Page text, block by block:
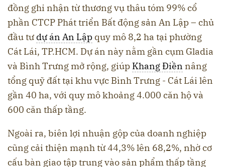
đồng ghi nhận từ thương vụ thâu tóm 99% cổ
phần CTCP Phát triển Bất động sản An Lập – chủ
đầu tư dự án An Lập quy mô 8,2 ha tại phường
Cát Lái, TP.HCM. Dự án này nằm gần cụm Gladia
và Bình Trưng mở rộng, giúp Khang Điền nâng
tổng quỹ đất tại khu vực Bình Trưng - Cát Lái lên
gần 40 ha, với quy mô khoảng 4.000 căn hộ và
600 căn thấp tầng.
Ngoài ra, biên lợi nhuận gộp của doanh nghiệp
cũng cải thiện mạnh từ 44,3% lên 68,2%, nhờ cơ
cấu bàn giao tập trung vào sản phẩm thấp tầng